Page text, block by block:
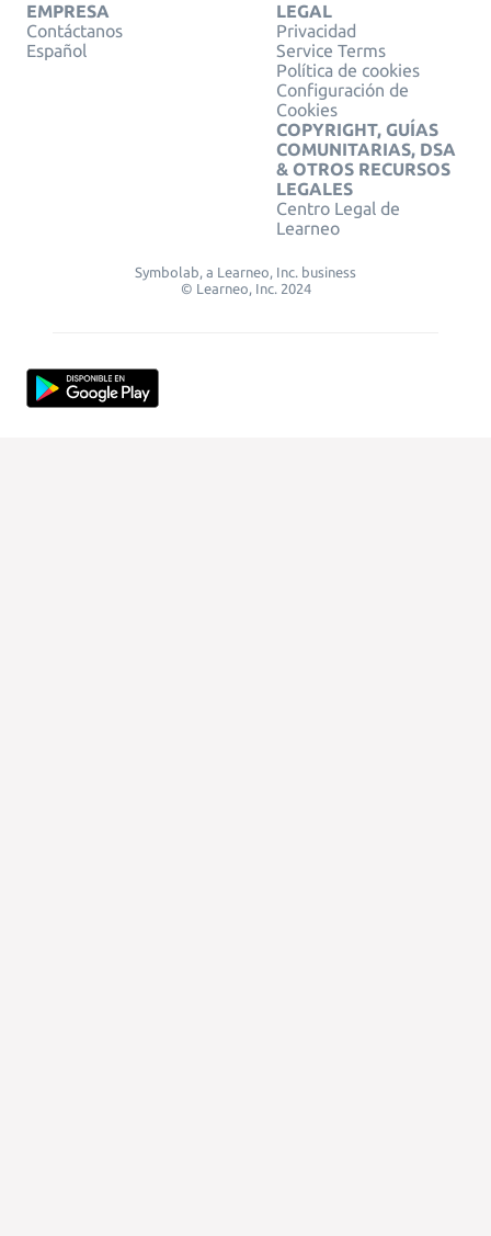
EMPRESA
Contáctanos
Español
LEGAL
Privacidad
Service Terms
Política de cookies
Configuración de
Cookies
COPYRIGHT, GUÍAS
COMUNITARIAS, DSA
& OTROS RECURSOS
LEGALES
Centro Legal de
Learneo
Symbolab, a Learneo, Inc. business
© Learneo, Inc. 2024